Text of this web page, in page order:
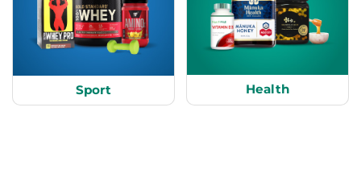
Sport Health